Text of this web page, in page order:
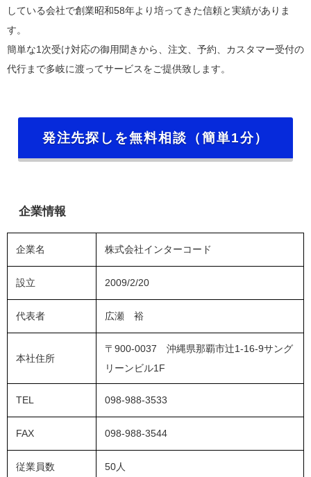
している会社で創業昭和58年より培ってきた信頼と実績がありま
す。
簡単な1次受け対応の御用聞きから、注文、予約、カスタマー受付の
代行まで多岐に渡ってサービスをご提供致します。
発注先探しを無料相談（簡単1分）
企業情報
企業名 株式会社インターコード
設立 2009/2/20
代表者 広瀬 裕
本社住所
〒900-0037 沖縄県那覇市辻1-16-9サング
リーンビル1F
TEL 098-988-3533
FAX 098-988-3544
従業員数 50人